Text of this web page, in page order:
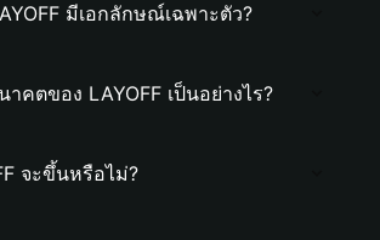
มีเอกลักษณ์เฉพาะตัว?
คตของ LAYOFF เป็นอย่างไร?
จะขึ้นหรือไม่?